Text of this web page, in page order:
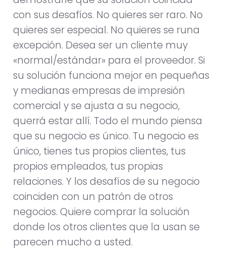
con sus desafíos. No quieres ser raro. No
quieres ser especial. No quieres se runa
excepción. Desea ser un cliente muy
«normal/estándar» para el proveedor. Si
su solución funciona mejor en pequeñas
y medianas empresas de impresión
comercial y se ajusta a su negocio,
querrá estar allí. Todo el mundo piensa
que su negocio es único. Tu negocio es
único, tienes tus propios clientes, tus
propios empleados, tus propias
relaciones. Y los desafíos de su negocio
coinciden con un patrón de otros
negocios. Quiere comprar la solución
donde los otros clientes que la usan se
parecen mucho a usted.